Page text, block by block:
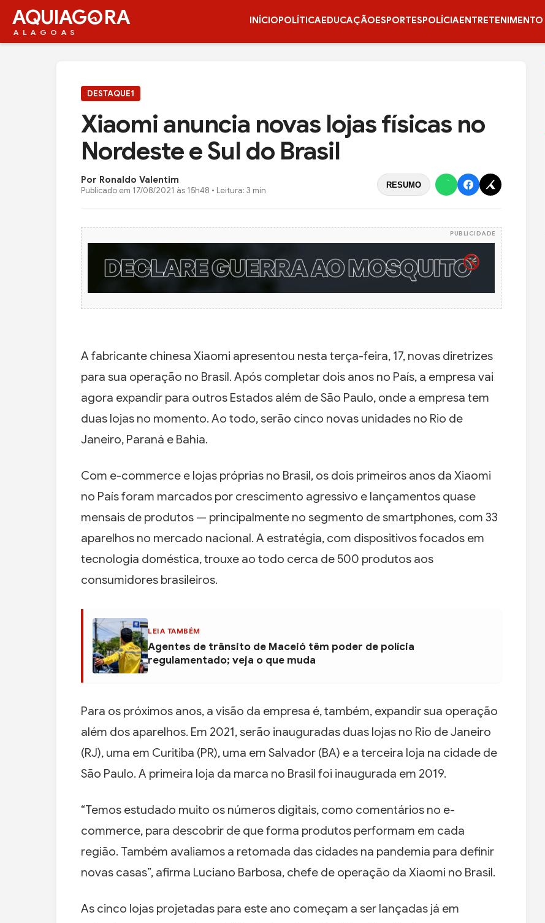
AQUIAG RA
ALAGOAS
INÍCIOPOLÍTICAEDUCAÇÃOESPORTESPOLÍCIAENTRETENIMENTO
DESTAQUE1
Xiaomi anuncia novas lojas físicas no
Nordeste e Sul do Brasil
Por Ronaldo Valentim
Publicado em 17/08/2021 às 15h48 • Leitura: 3 min
RESUMO
PUBLICIDADE
A fabricante chinesa Xiaomi apresentou nesta terça-feira, 17, novas diretrizes
para sua operação no Brasil. Após completar dois anos no País, a empresa vai
agora expandir para outros Estados além de São Paulo, onde a empresa tem
duas lojas no momento. Ao todo, serão cinco novas unidades no Rio de
Janeiro, Paraná e Bahia.
Com e-commerce e lojas próprias no Brasil, os dois primeiros anos da Xiaomi
no País foram marcados por crescimento agressivo e lançamentos quase
mensais de produtos — principalmente no segmento de smartphones, com 33
aparelhos no mercado nacional. A estratégia, com dispositivos focados em
tecnologia doméstica, trouxe ao todo cerca de 500 produtos aos
consumidores brasileiros.
LEIA TAMBÉM
Agentes de trânsito de Maceió têm poder de polícia
regulamentado; veja o que muda
Para os próximos anos, a visão da empresa é, também, expandir sua operação
além dos aparelhos. Em 2021, serão inauguradas duas lojas no Rio de Janeiro
(RJ), uma em Curitiba (PR), uma em Salvador (BA) e a terceira loja na cidade de
São Paulo. A primeira loja da marca no Brasil foi inaugurada em 2019.
“Temos estudado muito os números digitais, como comentários no e-
commerce, para descobrir de que forma produtos performam em cada
região. Também avaliamos a retomada das cidades na pandemia para definir
novas casas”, afirma Luciano Barbosa, chefe de operação da Xiaomi no Brasil.
As cinco lojas projetadas para este ano começam a ser lançadas já em